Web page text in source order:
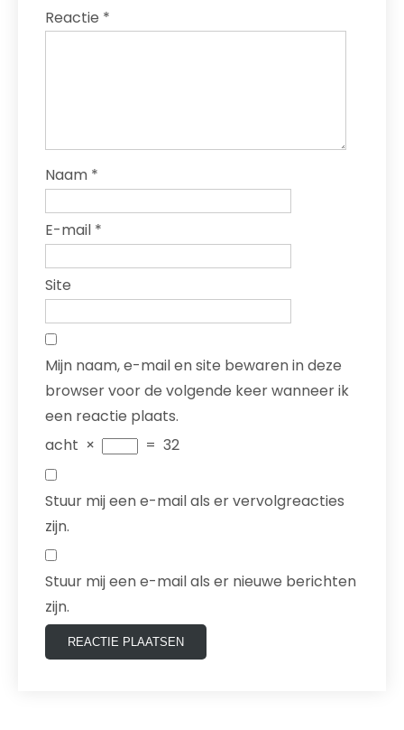
Reactie *
Naam *
E-mail *
Site
Mijn naam, e-mail en site bewaren in deze
browser voor de volgende keer wanneer ik
een reactie plaats.
acht × = 32
Stuur mij een e-mail als er vervolgreacties
zijn.
Stuur mij een e-mail als er nieuwe berichten
zijn.